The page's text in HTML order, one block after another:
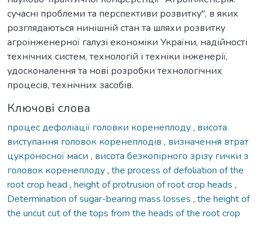
сучасні проблеми та перспективи розвитку", в яких
розглядаються нинішній стан та шляхи розвитку
агроінженерної галузі економіки України, надійності
технічних систем, технологій і техніки інженерії,
удосконалення та нові розробки технологічних
процесів, технічних засобів.
Ключові слова
процес дефоліації головки коренеплоду, висота
виступання головок коренеплодів , визначення втрат
цукроносної маси , висота безкопірного зрізу гички з
головок коренеплоду, the process of defoliation of the
root crop head , height of protrusion of root crop heads ,
Determination of sugar-bearing mass losses , the height of
the uncut cut of the tops from the heads of the root crop